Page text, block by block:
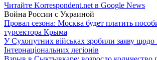
Читайте Korrespondent.net в Google News
Война России с Украиной
Провал сезона: Москва будет платить
турсектора Крыма
У Сухопутних військах зробили заяву щодо
Інтернаціональних легіонів